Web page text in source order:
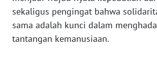
sekaligus pengingat bahwa
sama adalah kunci dalam
tantangan kemanusiaan.
WN
NTB
WN